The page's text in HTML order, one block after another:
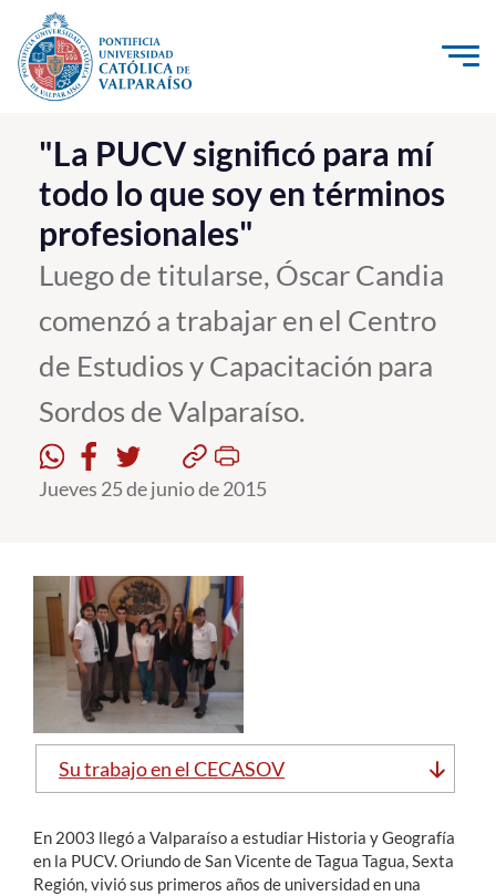
Click acá para ir directamente al contenido
La Universidad
Investigación, Creación e Innovación
PUCV Internacional
Vinculación con el Medio
Admisión
Postgrado
Formación Continua
Académicos
Funcionarios
English
"La PUCV significó para mí
todo lo que soy en términos
profesionales"
Luego de titularse, Óscar Candia
comenzó a trabajar en el Centro
de Estudios y Capacitación para
Sordos de Valparaíso.
Jueves 25 de junio de 2015
Su trabajo en el CECASOV
En 2003 llegó a Valparaíso a estudiar Historia y Geografía
en la PUCV. Oriundo de San Vicente de Tagua Tagua, Sexta
Región, vivió sus primeros años de universidad en una